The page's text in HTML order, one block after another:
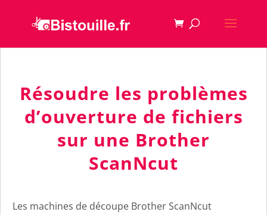
Résoudre les problèmes
d’ouverture de fichiers
sur une Brother
ScanNcut
Les machines de découpe Brother ScanNcut